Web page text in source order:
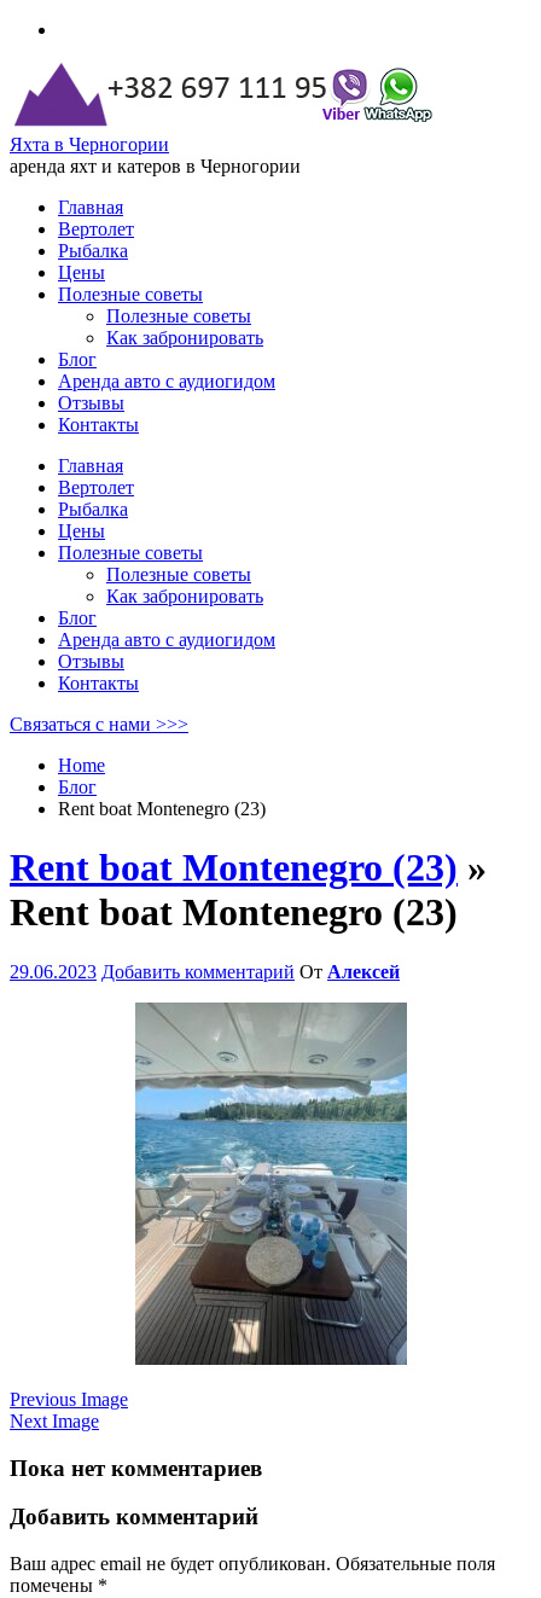
Яхта в Черногории
аренда яхт и катеров в Черногории
Главная
Вертолет
Рыбалка
Цены
Полезные советы
Полезные советы
Как забронировать
Блог
Аренда авто с аудиогидом
Отзывы
Контакты
Главная
Вертолет
Рыбалка
Цены
Полезные советы
Полезные советы
Как забронировать
Блог
Аренда авто с аудиогидом
Отзывы
Контакты
Связаться с нами >>>
Home
Блог
Rent boat Montenegro (23)
Rent boat Montenegro (23) »
Rent boat Montenegro (23)
29.06.2023 Добавить комментарий От Алексей
Previous Image
Next Image
Пока нет комментариев
Добавить комментарий
Ваш адрес email не будет опубликован. Обязательные поля
помечены *